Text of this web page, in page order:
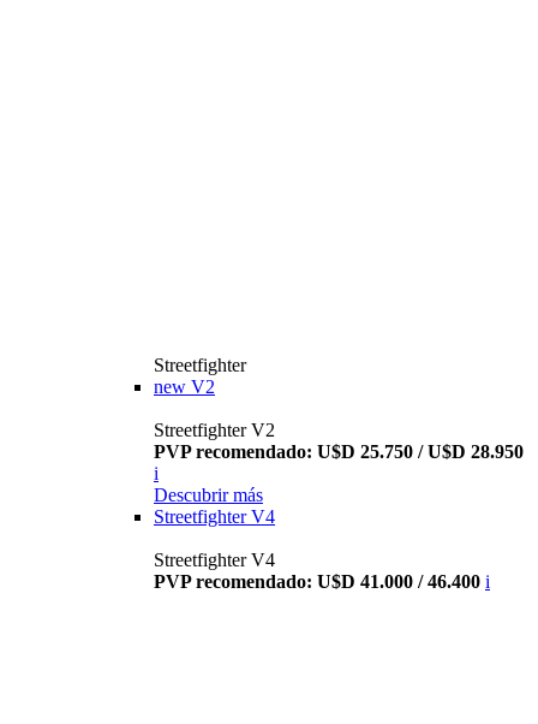
Streetfighter
new V2
Streetfighter V2
PVP recomendado: U$D 25.750 / U$D 28.950
i
Descubrir más
Streetfighter V4
Streetfighter V4
PVP recomendado: U$D 41.000 / 46.400 i